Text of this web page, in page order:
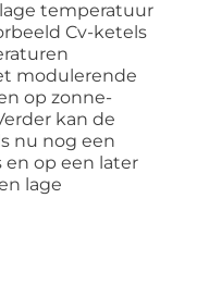
temperatuur
Cv-ketels
modulerende
op zonne-
kan de
nu nog een
op een later
lage